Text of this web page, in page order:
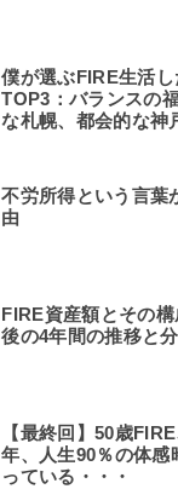
僕が選ぶFIRE生活
TOP3：バランスの
な札幌、都会的な神
不労所得という言葉
由
FIRE資産額とその
後の4年間の推移と分
【最終回】50歳
年、人生90％の体感
っている・・・